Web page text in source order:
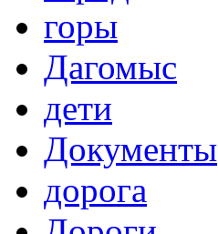
горы
Дагомыс
дети
Документы
дорога